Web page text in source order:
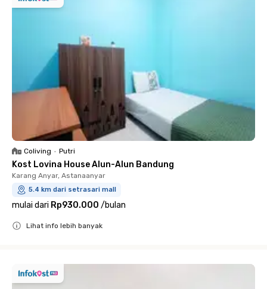
Coliving • Putri
Kost Lovina House Alun-Alun Bandung
Karang Anyar, Astanaanyar
5.4 km dari setrasari mall
mulai dari Rp930.000 /bulan
Lihat info lebih banyak